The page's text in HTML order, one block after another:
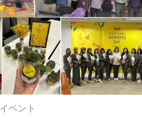
イベント